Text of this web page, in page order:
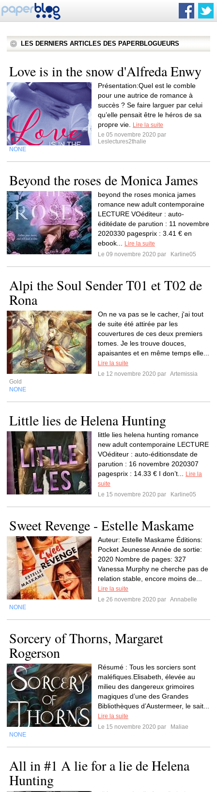
LES DERNIERS ARTICLES DES PAPERBLOGUEURS
Love is in the snow d'Alfreda Enwy
Présentation:Quel est le comble
pour une autrice de romance à
succès ? Se faire larguer par celui
qu’elle pensait être le héros de sa
propre vie.
Lire la suite
Le 05 novembre 2020 par
Leslectures2thalie
NONE
Beyond the roses de Monica James
beyond the roses monica james
romance new adult contemporaine
LECTURE VOéditeur : auto-
éditédate de parution : 11 novembre
2020330 pagesprix : 3.41 € en
ebook...
Lire la suite
Le 09 novembre 2020 par
Karline05
Alpi the Soul Sender T01 et T02 de
Rona
On ne va pas se le cacher, j'ai tout
de suite été attirée par les
couvertures de ces deux premiers
tomes. Je les trouve douces,
apaisantes et en même temps elle...
Lire la suite
Le 12 novembre 2020 par Artemissia
Gold
NONE
Little lies de Helena Hunting
little lies helena hunting romance
new adult contemporaine LECTURE
VOéditeur : auto-éditionsdate de
parution : 16 novembre 2020307
pagesprix : 14.33 € I don’t...
Lire la
suite
Le 15 novembre 2020 par
Karline05
Sweet Revenge - Estelle Maskame
Auteur: Estelle Maskame Éditions:
Pocket Jeunesse Année de sortie:
2020 Nombre de pages: 327
Vanessa Murphy ne cherche pas de
relation stable, encore moins de...
Lire la suite
Le 26 novembre 2020 par Annabelle
NONE
Sorcery of Thorns, Margaret
Rogerson
Résumé : Tous les sorciers sont
maléfiques.Elisabeth, élevée au
milieu des dangereux grimoires
magiques d’une des Grandes
Bibliothèques d’Austermeer, le sait...
Lire la suite
Le 15 novembre 2020 par
Maliae
NONE
All in #1 A lie for a lie de Helena
Hunting